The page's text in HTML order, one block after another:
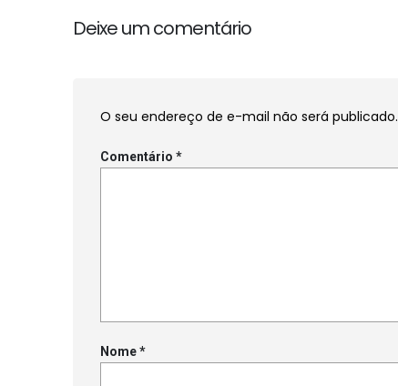
Deixe um comentário
O seu endereço de e-mail não será publicado.
Comentário *
Nome*